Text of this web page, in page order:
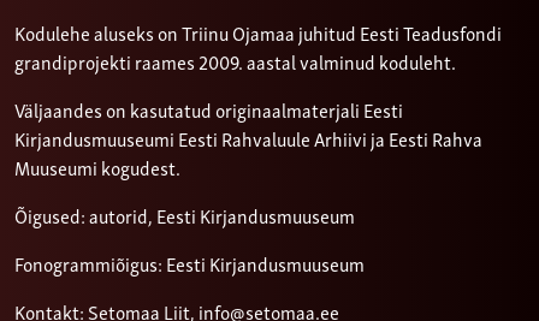
Kodulehe aluseks on Triinu Ojamaa juhitud Eesti Teadusfondi
grandiprojekti raames 2009. aastal valminud koduleht.
Väljaandes on kasutatud originaalmaterjali Eesti
Kirjandusmuuseumi Eesti Rahvaluule Arhiivi ja Eesti Rahva
Muuseumi kogudest.
Õigused: autorid, Eesti Kirjandusmuuseum
Fonogrammiõigus: Eesti Kirjandusmuuseum
Kontakt: Setomaa Liit, info@setomaa.ee